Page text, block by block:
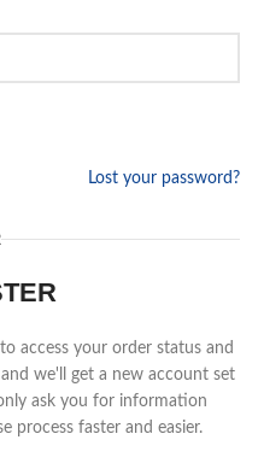
Lost your password?
access your order status and
we'll get a new account set
ask you for information
process faster and easier.